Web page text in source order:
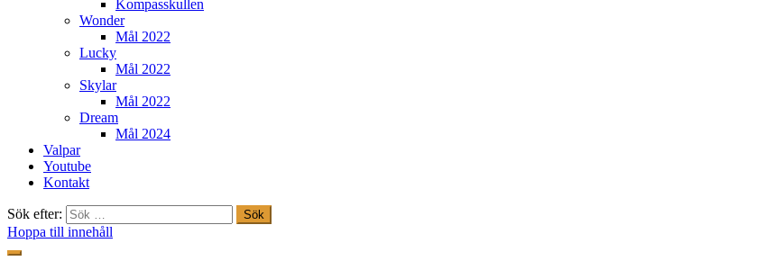
Kompasskullen
Wonder
Mål 2022
Lucky
Mål 2022
Skylar
Mål 2022
Dream
Mål 2024
Valpar
Youtube
Kontakt
Sök efter:
Hoppa till innehåll